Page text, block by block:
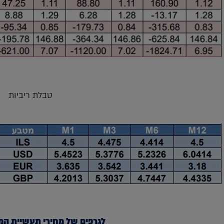
טבלת ריביות
לגרפים של מחירי תעשיית